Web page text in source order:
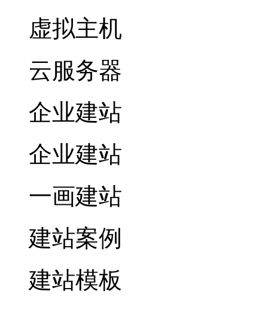
虚拟主机
云服务器
企业建站
企业建站
一画建站
建站案例
建站模板